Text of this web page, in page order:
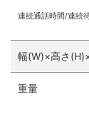
連続通話時間/連続
幅(W)×高さ
重量